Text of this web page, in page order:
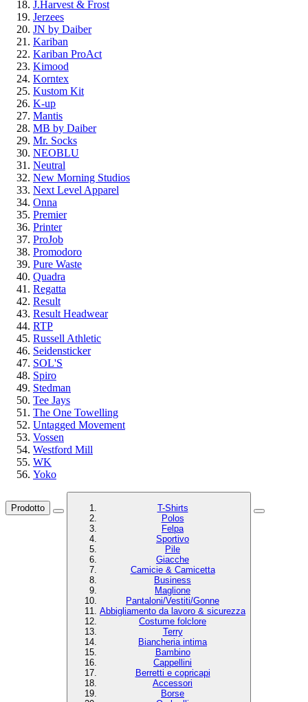
J.Harvest & Frost
Jerzees
JN by Daiber
Kariban
Kariban ProAct
Kimood
Korntex
Kustom Kit
K-up
Mantis
MB by Daiber
Mr. Socks
NEOBLU
Neutral
New Morning Studios
Next Level Apparel
Onna
Premier
Printer
ProJob
Promodoro
Pure Waste
Quadra
Regatta
Result
Result Headwear
RTP
Russell Athletic
Seidensticker
SOL'S
Spiro
Stedman
Tee Jays
The One Towelling
Untagged Movement
Vossen
Westford Mill
WK
Yoko
Prodotto
T-Shirts
Polos
Felpa
Sportivo
Pile
Giacche
Camicie & Camicetta
Business
Maglione
Pantaloni/Vestiti/Gonne
Abbigliamento da lavoro & sicurezza
Costume folclore
Terry
Biancheria intima
Bambino
Cappellini
Berretti e copricapi
Accessori
Borse